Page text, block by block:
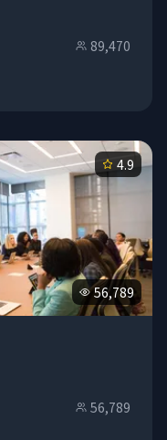
89,470
56,789
4.9
56,789